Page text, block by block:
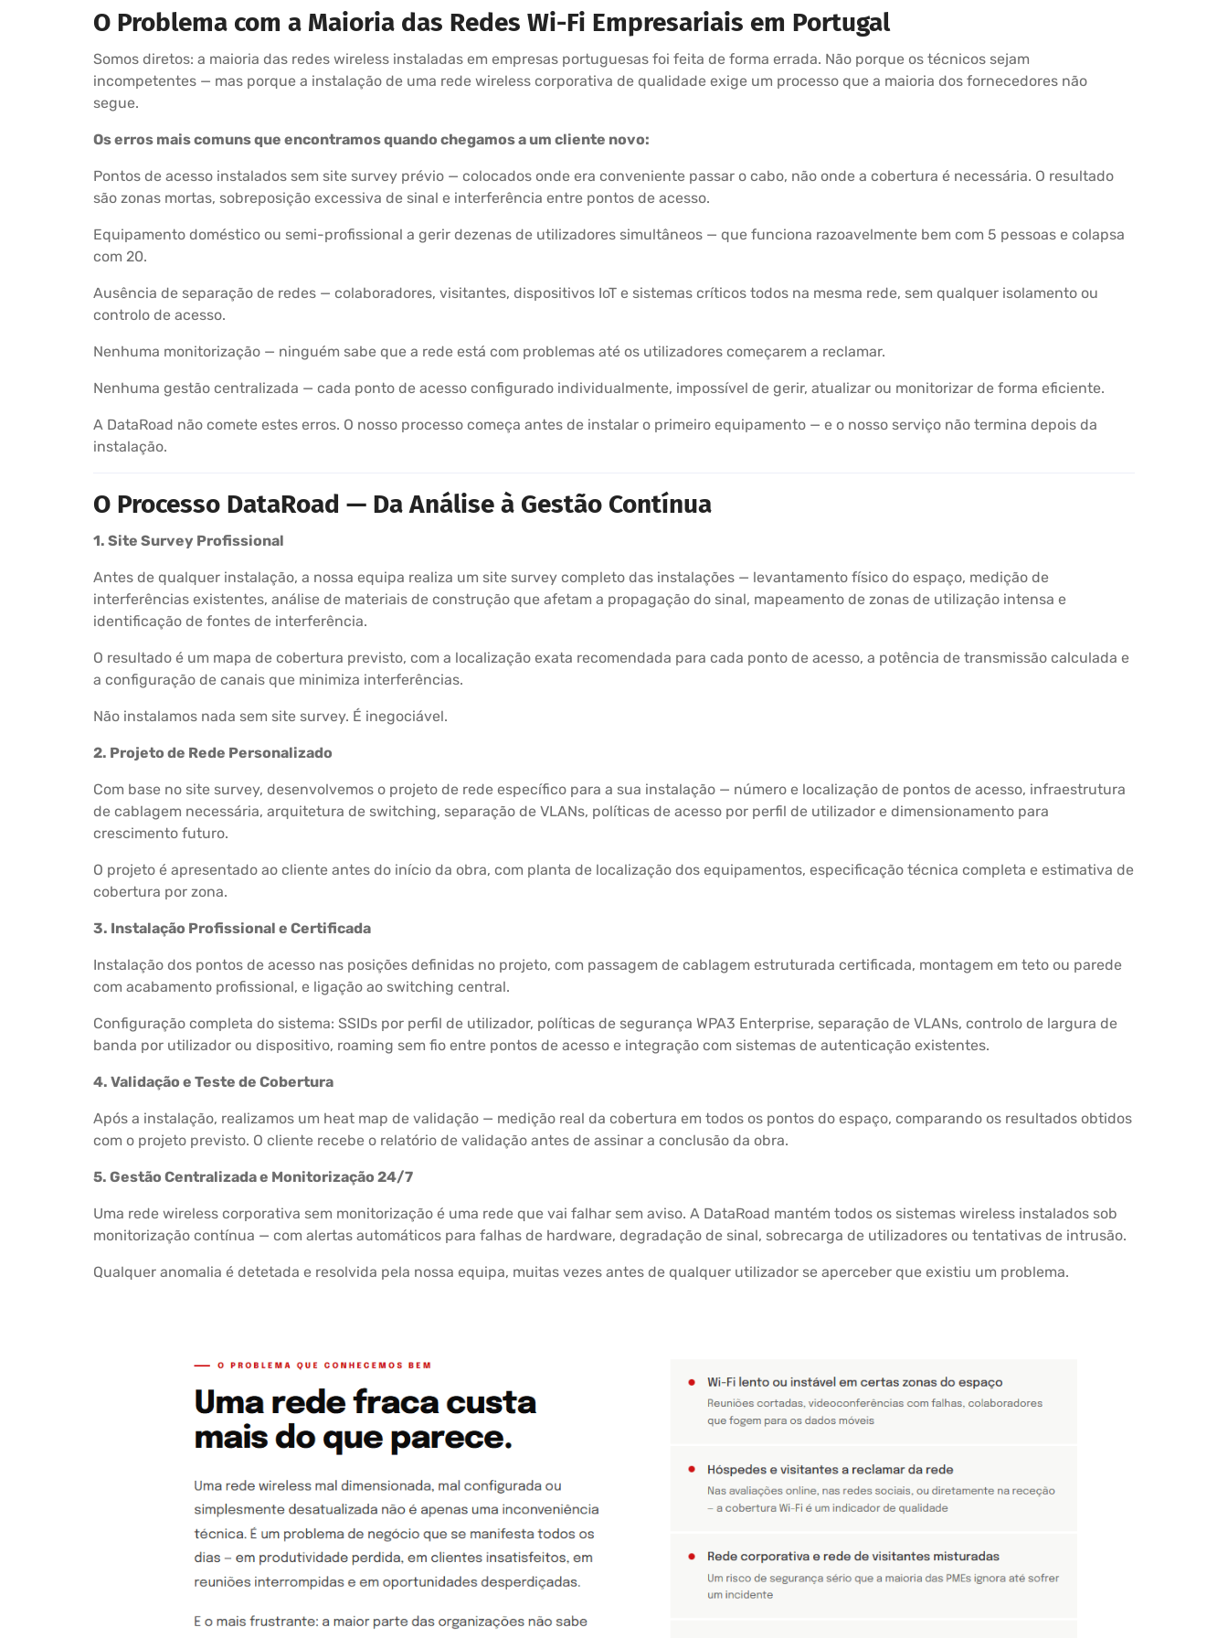
O Problema com a Maioria das Redes Wi-Fi Empresariais em Portugal
Somos diretos: a maioria das redes wireless instaladas em empresas portuguesas foi feita de forma errada. Não porque os técnicos sejam
incompetentes — mas porque a instalação de uma rede wireless corporativa de qualidade exige um processo que a maioria dos fornecedores não
segue.
Os erros mais comuns que encontramos quando chegamos a um cliente novo:
Pontos de acesso instalados sem site survey prévio — colocados onde era conveniente passar o cabo, não onde a cobertura é necessária. O resultado
são zonas mortas, sobreposição excessiva de sinal e interferência entre pontos de acesso.
Equipamento doméstico ou semi-profissional a gerir dezenas de utilizadores simultâneos — que funciona razoavelmente bem com 5 pessoas e colapsa
com 20.
Ausência de separação de redes — colaboradores, visitantes, dispositivos IoT e sistemas críticos todos na mesma rede, sem qualquer isolamento ou
controlo de acesso.
Nenhuma monitorização — ninguém sabe que a rede está com problemas até os utilizadores começarem a reclamar.
Nenhuma gestão centralizada — cada ponto de acesso configurado individualmente, impossível de gerir, atualizar ou monitorizar de forma eficiente.
A DataRoad não comete estes erros. O nosso processo começa antes de instalar o primeiro equipamento — e o nosso serviço não termina depois da
instalação.
O Processo DataRoad — Da Análise à Gestão Contínua
1. Site Survey Profissional
Antes de qualquer instalação, a nossa equipa realiza um site survey completo das instalações — levantamento físico do espaço, medição de
interferências existentes, análise de materiais de construção que afetam a propagação do sinal, mapeamento de zonas de utilização intensa e
identificação de fontes de interferência.
O resultado é um mapa de cobertura previsto, com a localização exata recomendada para cada ponto de acesso, a potência de transmissão calculada e
a configuração de canais que minimiza interferências.
Não instalamos nada sem site survey. É inegociável.
2. Projeto de Rede Personalizado
Com base no site survey, desenvolvemos o projeto de rede específico para a sua instalação — número e localização de pontos de acesso, infraestrutura
de cablagem necessária, arquitetura de switching, separação de VLANs, políticas de acesso por perfil de utilizador e dimensionamento para
crescimento futuro.
O projeto é apresentado ao cliente antes do início da obra, com planta de localização dos equipamentos, especificação técnica completa e estimativa de
cobertura por zona.
3. Instalação Profissional e Certificada
Instalação dos pontos de acesso nas posições definidas no projeto, com passagem de cablagem estruturada certificada, montagem em teto ou parede
com acabamento profissional, e ligação ao switching central.
Configuração completa do sistema: SSIDs por perfil de utilizador, políticas de segurança WPA3 Enterprise, separação de VLANs, controlo de largura de
banda por utilizador ou dispositivo, roaming sem fio entre pontos de acesso e integração com sistemas de autenticação existentes.
4. Validação e Teste de Cobertura
Após a instalação, realizamos um heat map de validação — medição real da cobertura em todos os pontos do espaço, comparando os resultados obtidos
com o projeto previsto. O cliente recebe o relatório de validação antes de assinar a conclusão da obra.
5. Gestão Centralizada e Monitorização 24/7
Uma rede wireless corporativa sem monitorização é uma rede que vai falhar sem aviso. A DataRoad mantém todos os sistemas wireless instalados sob
monitorização contínua — com alertas automáticos para falhas de hardware, degradação de sinal, sobrecarga de utilizadores ou tentativas de intrusão.
Qualquer anomalia é detetada e resolvida pela nossa equipa, muitas vezes antes de qualquer utilizador se aperceber que existiu um problema.